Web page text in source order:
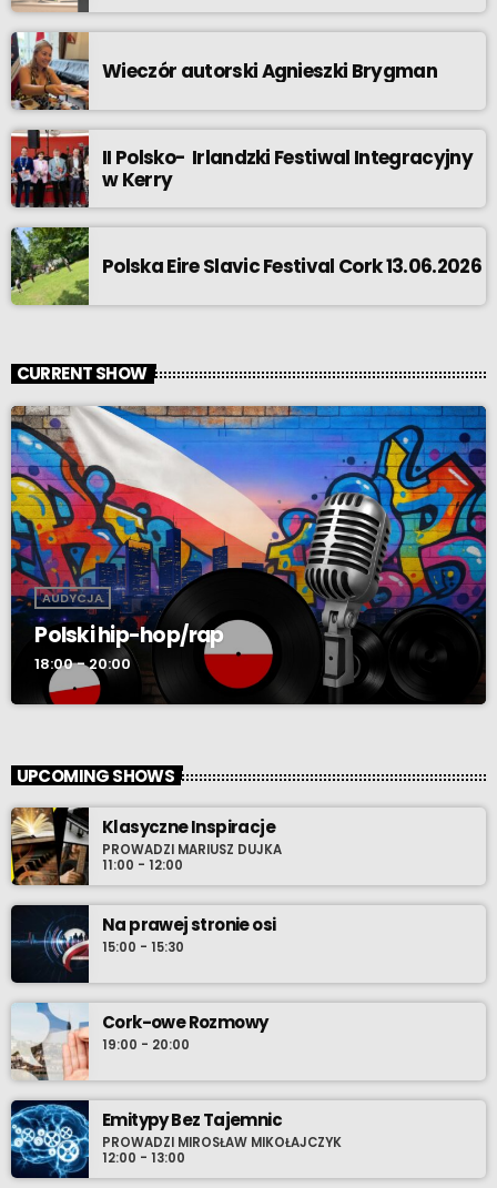
Wieczór autorski Agnieszki Brygman
II Polsko- Irlandzki Festiwal Integracyjny
w Kerry
Polska Eire Slavic Festival Cork 13.06.2026
CURRENT SHOW
AUDYCJA
Polski hip-hop/rap
18:00 - 20:00
UPCOMING SHOWS
Klasyczne Inspiracje
PROWADZI MARIUSZ DUJKA
11:00 - 12:00
Na prawej stronie osi
15:00 - 15:30
Cork-owe Rozmowy
19:00 - 20:00
Emitypy Bez Tajemnic
PROWADZI MIROSŁAW MIKOŁAJCZYK
12:00 - 13:00